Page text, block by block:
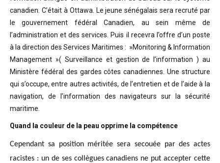
canadien. C’était à Ottawa. Le jeune sénégalais sera recruté par
le gouvernement fédéral Canadien, au sein même de
l’administration et des services. Puis il recevra l’offre d’un poste
à la direction des Services Maritimes : »Monitoring & Information
Management »( Surveillance et gestion de l’information ) au
Ministère fédéral des gardes côtes canadiennes. Une structure
qui s’occupe, entre autres activités, de l’entretien et de l’aide à la
navigation, de l’information des navigateurs sur la sécurité
maritime.
Quand la couleur de la peau opprime la compétence
Cependant sa position méritée sera secouée par des actes
racistes : un de ses collègues canadiens ne put accepter cette